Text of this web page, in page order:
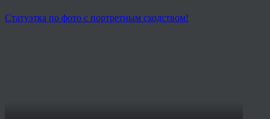
Статуэтка по фото с портретным сходством!